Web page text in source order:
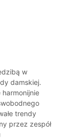
w
damskiej.
trendy
przez zespół